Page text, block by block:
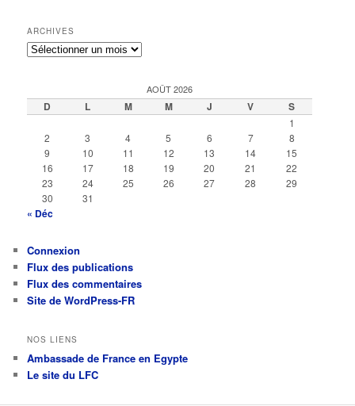
ARCHIVES
Archives
AOÛT 2026
D L M M J V S
1
2
3 4 5 6 7
8
9
10 11 12 13 14
15
16
17 18 19 20 21
22
23
24 25 26 27 28
29
30
31
« Déc
Connexion
Flux des publications
Flux des commentaires
Site de WordPress-FR
NOS LIENS
Ambassade de France en Egypte
Le site du LFC